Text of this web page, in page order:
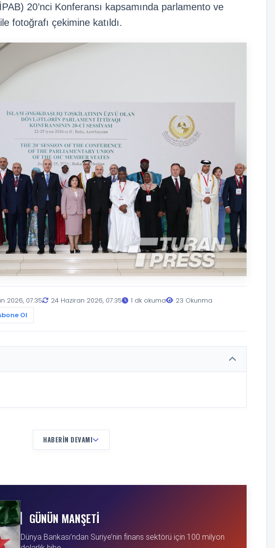
20’nci Konferansı kapsamında parlamento ve
fotoğrafı çekimine katıldı.
2026, 07:35 24 Haziran 2026, 07:35 1 dk okuma 23 Okunma
Ol
HABERIN DEVAMI
GÜNÜN MANŞETI
Dünya Bankası’ndan Suriye’nin finans sektörü için 100 milyon